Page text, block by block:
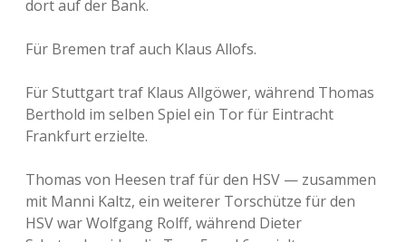
dort auf der Bank.
Für Bremen traf auch Klaus Allofs.
Für Stuttgart traf Klaus Allgöwer, während Thomas
Berthold im selben Spiel ein Tor für Eintracht
Frankfurt erzielte.
Thomas von Heesen traf für den HSV — zusammen
mit Manni Kaltz, ein weiterer Torschütze für den
HSV war Wolfgang Rolff, während Dieter